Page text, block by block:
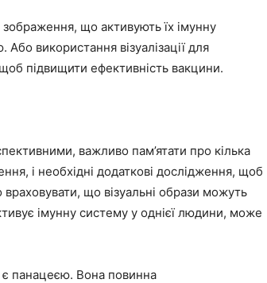
зображення, що активують їх імунну
використання візуалізації для
підвищити ефективність вакцини.
важливо пам’ятати про кілька
і необхідні додаткові дослідження, щоб
що візуальні образи можуть
імунну систему у однієї людини, може
є панацеєю. Вона повинна